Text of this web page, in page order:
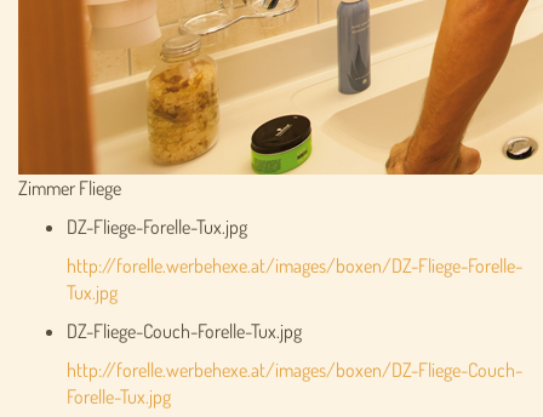
Zimmer Fliege
DZ-Fliege-Forelle-Tux.jpg
http://forelle.werbehexe.at/images/boxen/DZ-Fliege-Forelle-
Tux.jpg
DZ-Fliege-Couch-Forelle-Tux.jpg
http://forelle.werbehexe.at/images/boxen/DZ-Fliege-Couch-
Forelle-Tux.jpg